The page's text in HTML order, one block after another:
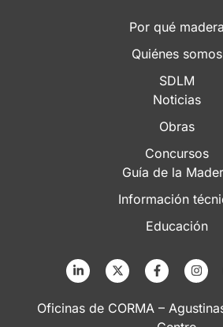
Por qué madera
Quiénes somos
SDLM
Noticias
Obras
Concursos
Guía de la
Información
Educación
Oficinas de CORMA –